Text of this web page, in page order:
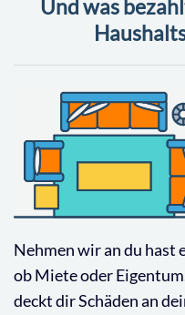
Und was
Nehmen wir an du hast
ob Miete oder
deckt dir Schäden an